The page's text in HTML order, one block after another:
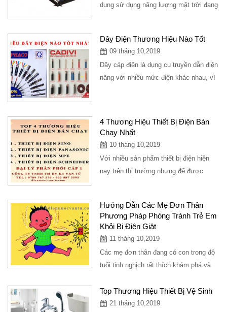
dụng sử dụng năng lượng mặt trời đang
Dây Điện Thương Hiệu Nào Tốt
09 tháng 10,2019
Dây cáp điện là dụng cụ truyền dẫn điện
năng với nhiều mức điện khác nhau, vì
4 Thương Hiệu Thiết Bị Điện Bán
Chạy Nhất
10 tháng 10,2019
Với nhiều sản phẩm thiết bị điện hiện
nay trên thị trường nhưng để được
Hướng Dẫn Các Mẹ Đơn Thân
Phương Pháp Phòng Tránh Trẻ Em
Khỏi Bị Điện Giật
11 tháng 10,2019
Các mẹ đơn thân đang có con trong độ
tuổi tinh nghịch rất thích khám phá và
điện,...
Top Thương Hiệu Thiết Bị Vệ Sinh
21 tháng 10,2019